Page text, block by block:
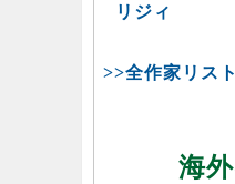
リジィ
>>全作家リスト
海